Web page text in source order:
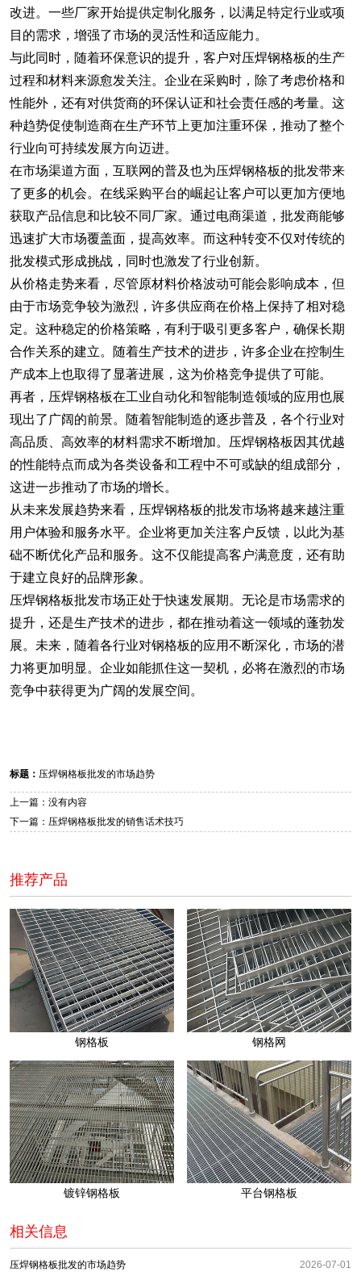
改进。一些厂家开始提供定制化服务，以满足特定行业或项
目的需求，增强了市场的灵活性和适应能力。
与此同时，随着环保意识的提升，客户对压焊钢格板的生产
过程和材料来源愈发关注。企业在采购时，除了考虑价格和
性能外，还有对供货商的环保认证和社会责任感的考量。这
种趋势促使制造商在生产环节上更加注重环保，推动了整个
行业向可持续发展方向迈进。
在市场渠道方面，互联网的普及也为压焊钢格板的批发带来
了更多的机会。在线采购平台的崛起让客户可以更加方便地
获取产品信息和比较不同厂家。通过电商渠道，批发商能够
迅速扩大市场覆盖面，提高效率。而这种转变不仅对传统的
批发模式形成挑战，同时也激发了行业创新。
从价格走势来看，尽管原材料价格波动可能会影响成本，但
由于市场竞争较为激烈，许多供应商在价格上保持了相对稳
定。这种稳定的价格策略，有利于吸引更多客户，确保长期
合作关系的建立。随着生产技术的进步，许多企业在控制生
产成本上也取得了显著进展，这为价格竞争提供了可能。
再者，压焊钢格板在工业自动化和智能制造领域的应用也展
现出了广阔的前景。随着智能制造的逐步普及，各个行业对
高品质、高效率的材料需求不断增加。压焊钢格板因其优越
的性能特点而成为各类设备和工程中不可或缺的组成部分，
这进一步推动了市场的增长。
从未来发展趋势来看，压焊钢格板的批发市场将越来越注重
用户体验和服务水平。企业将更加关注客户反馈，以此为基
础不断优化产品和服务。这不仅能提高客户满意度，还有助
于建立良好的品牌形象。
压焊钢格板批发市场正处于快速发展期。无论是市场需求的
提升，还是生产技术的进步，都在推动着这一领域的蓬勃发
展。未来，随着各行业对钢格板的应用不断深化，市场的潜
力将更加明显。企业如能抓住这一契机，必将在激烈的市场
竞争中获得更为广阔的发展空间。
标题： 压焊钢格板批发的市场趋势
上一篇：没有内容
下一篇：压焊钢格板批发的销售话术技巧
推荐产品
钢格板 钢格网
镀锌钢格板 平台钢格板
相关信息
压焊钢格板批发的市场趋势 2026-07-01